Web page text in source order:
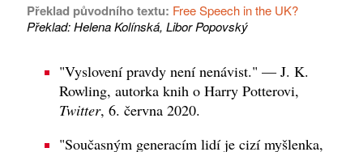
Překlad původního textu: Free Speech in the UK?
Překlad: Helena Kolínská, Libor Popovský
"Vyslovení pravdy není nenávist." — J. K.
Rowling, autorka knih o Harry Potterovi,
Twitter, 6. června 2020.
"Současným generacím lidí je cizí myšlenka,